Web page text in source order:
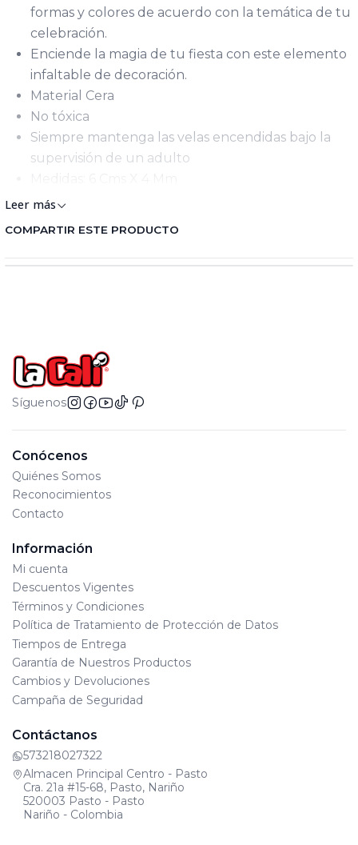
formas y colores de acuerdo con la temática de tu
celebración.
Enciende la magia de tu fiesta con este elemento
infaltable de decoración.
Material Cera
No tóxica
Siempre mantenga las velas encendidas bajo la
supervisión de un adulto
Leer más
COMPARTIR ESTE PRODUCTO
Síguenos
Conócenos
Quiénes Somos
Reconocimientos
Contacto
Información
Mi cuenta
Descuentos Vigentes
Términos y Condiciones
Política de Tratamiento de Protección de Datos
Tiempos de Entrega
Garantía de Nuestros Productos
Cambios y Devoluciones
Campaña de Seguridad
Contáctanos
573218027322
Almacen Principal Centro - Pasto
Cra. 21a #15-68, Pasto, Nariño
520003 Pasto - Pasto
Nariño - Colombia